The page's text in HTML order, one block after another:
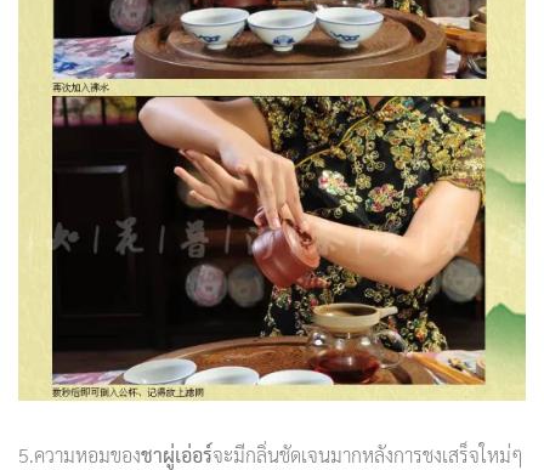
5.ความหอมของชาผู่เอ่อร์จะมีกลิ่นชัดเจนมากหลังการชงเสร็จใหม่ๆ